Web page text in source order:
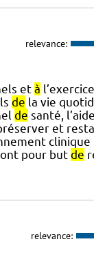
relevance:
et à l’exercice
de la vie
de santé,
et
clinique
ont pour but de
relevance: